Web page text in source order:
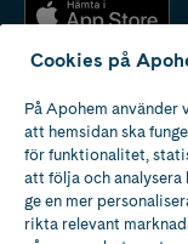
Apotek med
av
Cookies på
På Apohem använder
att hemsidan ska
för funktionalitet,
att följa och analysera
ge en mer
rikta relevant